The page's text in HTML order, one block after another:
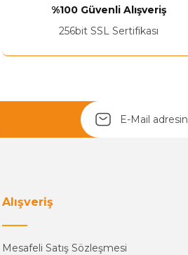
%100 Güvenli Alışveriş
256bit SSL Sertifikası
Alışveriş
Mesafeli Satış Sözleşmesi